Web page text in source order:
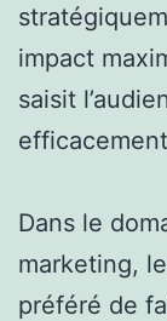
impact
saisit
Dans le
marketing,
préféré de